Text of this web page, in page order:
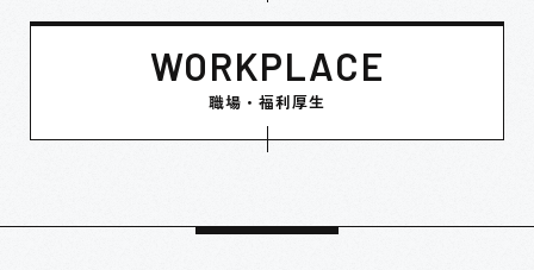
WORKPLACE
職場・福利厚生